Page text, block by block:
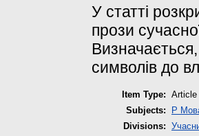
У статті
прози
символів до
Item Type: Article
Subjects:
P
Divisions: